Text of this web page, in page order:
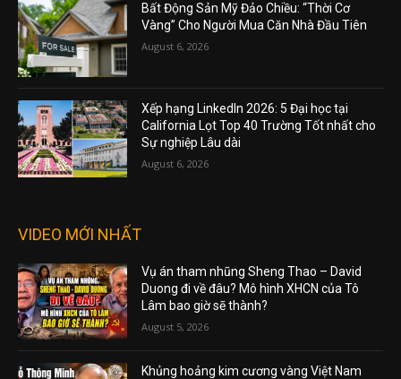
Bất Động Sản Mỹ Đảo Chiều: “Thời Cơ
Vàng” Cho Người Mua Căn Nhà Đầu Tiên
August 6, 2026
Xếp hạng LinkedIn 2026: 5 Đại học tại
California Lọt Top 40 Trường Tốt nhất cho
Sự nghiệp Lâu dài
August 6, 2026
VIDEO MỚI NHẤT
Vụ án tham nhũng Sheng Thao – David
Duong đi về đâu? Mô hình XHCN của Tô
Lâm bao giờ sẽ thành?
August 5, 2026
Khủng hoảng kim cương vàng Việt Nam